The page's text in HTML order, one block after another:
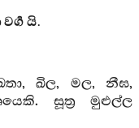
යි.
ඛිල, මල, නීඝ,
සූත්‍ර මුළුල්ල